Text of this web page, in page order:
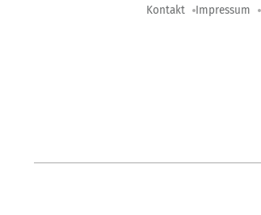
Kontakt Impressum